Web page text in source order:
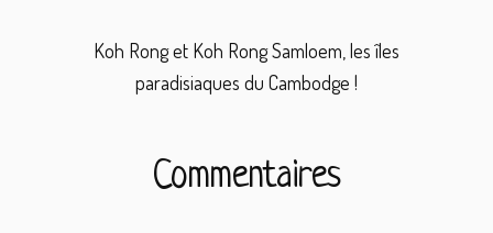
Koh Rong et Koh Rong Samloem, les îles
paradisiaques du Cambodge !
InteractionsCommentaires